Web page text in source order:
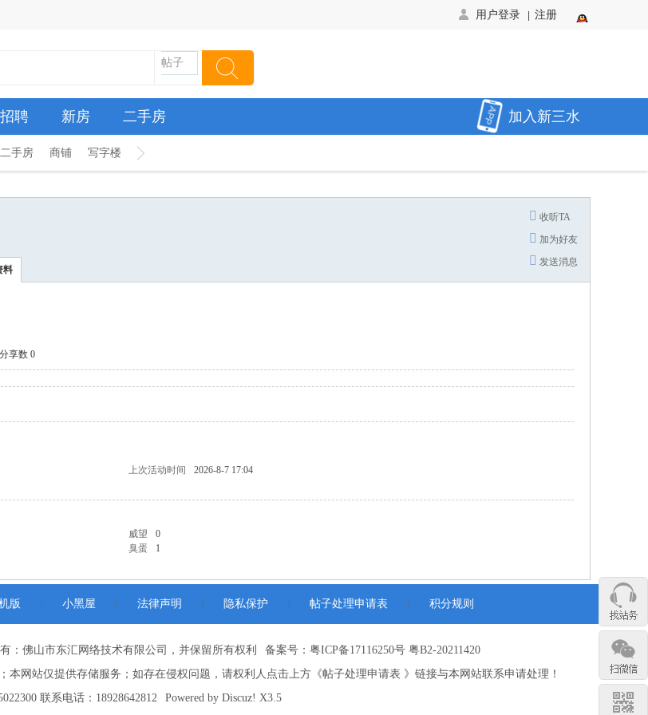
用户登录 注册
帖子
聘 新房 二手房 加入新三水
二手房 商铺 写字楼
收听TA
加为好友
发送消息
料
分享数 0
上次活动时间
2026-8-7 17:04
威望
0
臭蛋 1
版 小黑屋 法律声明 隐私保护 帖子处理申请表 积分规则
：佛山市东汇网络技术有限公司，并保留所有权利
备案号：粤ICP备17116250号 粤B2-20211420
网站仅提供存储服务；如存在侵权问题，请权利人点击上方《帖子处理申请表 》链接与本网站联系申请处理！
联系电话：18928642812
Powered by Discuz! X3.5